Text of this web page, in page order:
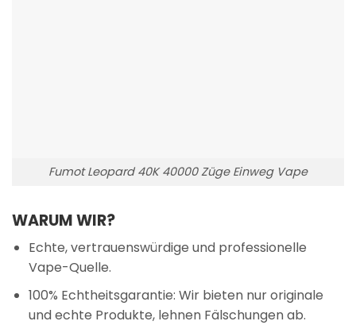
Fumot Leopard 40K 40000 Züge Einweg Vape
WARUM WIR?
Echte, vertrauenswürdige und professionelle
Vape-Quelle.
100% Echtheitsgarantie: Wir bieten nur originale
und echte Produkte, lehnen Fälschungen ab.